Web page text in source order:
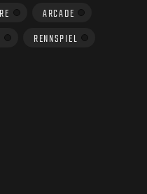
ARCADE
RENNSPIEL